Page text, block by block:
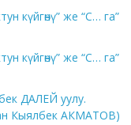
күйгөнү” же “С… га”
күйгөнү” же “С… га”
ДАЛЕЙ уулу.
Кыялбек АКМАТОВ)